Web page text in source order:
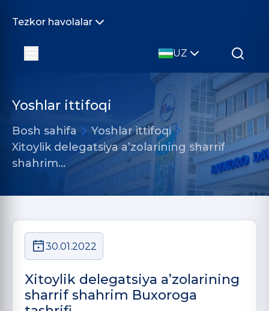
Tezkor havolalar
UZ
Yoshlar ittifoqi
Bosh sahifa
Yoshlar ittifoqi
Xitoylik delegatsiya a’zolarining sharrif
shahrim…
30.01.2022
Xitoylik delegatsiya a’zolarining
sharrif shahrim Buxoroga